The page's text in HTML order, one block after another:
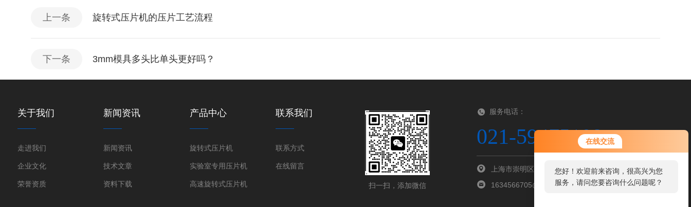
在线交流
您好！欢迎前来咨询，很高兴为您
服务，请问您要咨询什么问题呢？
上一条 旋转式压片机的压片工艺流程
下一条 3mm模具多头比单头更好吗？
关于我们
走进我们
企业文化
荣誉资质
新闻资讯
新闻资讯
技术文章
资料下载
产品中心
旋转式压片机
实验室专用压片机
高速旋转式压片机
联系我们
联系方式
在线留言
扫一扫，添加微信
服务电话：
021-59475108
上海市崇明区向化镇向东路327号
1634566705@qq.com